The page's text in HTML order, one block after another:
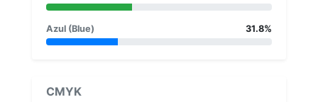
Azul (Blue) 31.8%
CMYK